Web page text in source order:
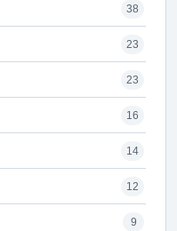
38
23
23
16
14
12
9